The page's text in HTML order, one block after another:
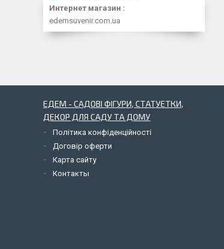
Интернет магазин
edemsuvenir.com.ua
ЕДЕМ - САДОВІ ФІГУРИ, СТАТУЕТКИ,
ДЕКОР ДЛЯ САДУ ТА ДОМУ
Політика конфіденційності
Договір оферти
Карта сайту
Контакты